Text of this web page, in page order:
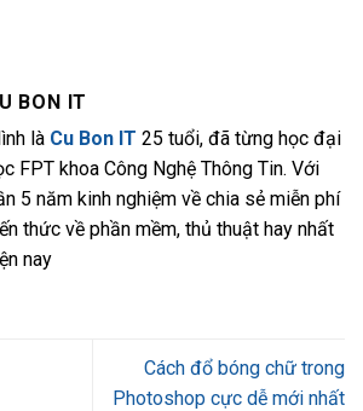
BON IT
là Cu Bon IT 25 tuổi, đã từng học đại
FPT khoa Công Nghệ Thông Tin. Với
5 năm kinh nghiệm về chia sẻ miễn phí
thức về phần mềm, thủ thuật hay nhất
nay
Cách đổ bóng chữ trong
Photoshop cực dễ mới nhất